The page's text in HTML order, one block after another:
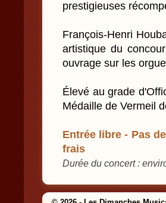
prestigieuses
François-Henri
artistique du
ouvrage sur les
Élevé au grade
Médaille de Vermeil
Entrée libre - Pas
frais
Durée du concert :